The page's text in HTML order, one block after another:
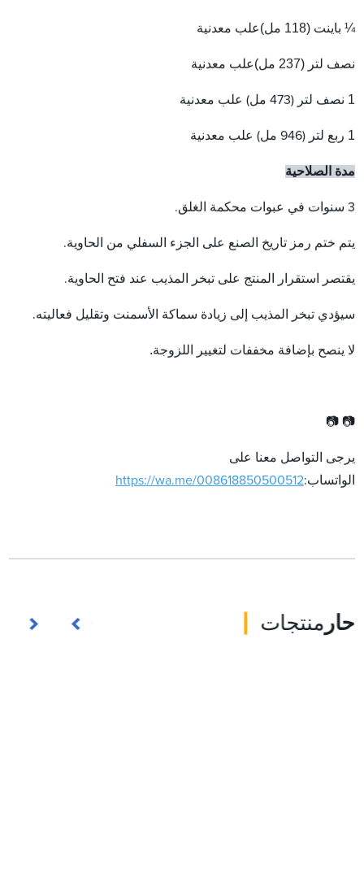
¼ باينت (118 مل) علب معدنية
نصف لتر (237 مل) علب معدنية
1 نصف لتر (473 مل) علب معدنية
1 ربع لتر (946 مل) علب معدنية
مدة الصلاحية
3 سنوات في عبوات محكمة الغلق.
يتم ختم رمز تاريخ الصنع على الجزء السفلي من الحاوية.
يقتصر استقرار المنتج على تبخر المذيب عند فتح الحاوية.
سيؤدي تبخر المذيب إلى زيادة سماكة الأسمنت وتقليل فعاليته.
لا ينصح بإضافة مخففات لتغيير اللزوجة.
📷 📷
يرجى التواصل معنا على
الواتساب:https://wa.me/008618850500512
حار منتجات